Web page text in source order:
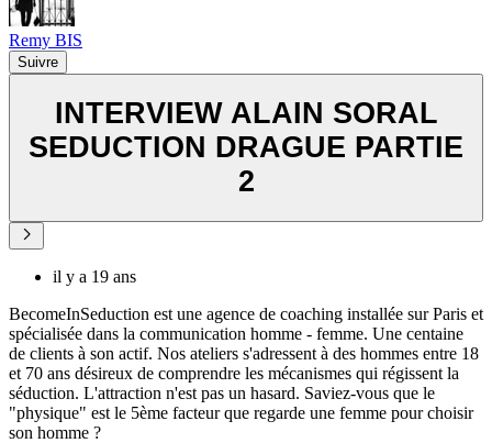
Remy BIS
Suivre
INTERVIEW ALAIN SORAL
SEDUCTION DRAGUE PARTIE
2
il y a 19 ans
BecomeInSeduction est une agence de coaching installée sur Paris et
spécialisée dans la communication homme - femme. Une centaine
de clients à son actif. Nos ateliers s'adressent à des hommes entre 18
et 70 ans désireux de comprendre les mécanismes qui régissent la
séduction. L'attraction n'est pas un hasard. Saviez-vous que le
"physique" est le 5ème facteur que regarde une femme pour choisir
son homme ?